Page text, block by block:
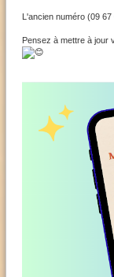
L'ancien numéro (09
Pensez à mettre à jour